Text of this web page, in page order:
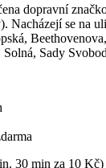
dopravní
Nacházejí se na
Sady
30 min za 10 Kč)